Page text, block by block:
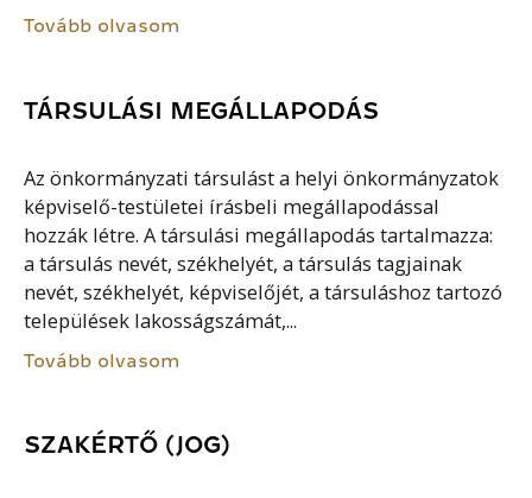
Tovább olvasom
TÁRSULÁSI MEGÁLLAPODÁS
Az önkormányzati társulást a helyi önkormányzatok
képviselő-testületei írásbeli megállapodással
hozzák létre. A társulási megállapodás tartalmazza:
a társulás nevét, székhelyét, a társulás tagjainak
nevét, székhelyét, képviselőjét, a társuláshoz tartozó
települések lakosságszámát,...
Tovább olvasom
SZAKÉRTŐ (JOG)